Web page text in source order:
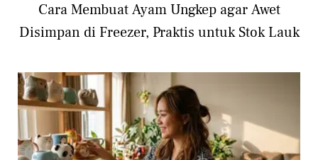
Cara Membuat Ayam Ungkep agar Awet
Disimpan di Freezer, Praktis untuk Stok Lauk